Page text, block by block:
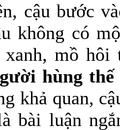
cậu bước
không có
mồ hôi
hùng
khả quan,
bài luận